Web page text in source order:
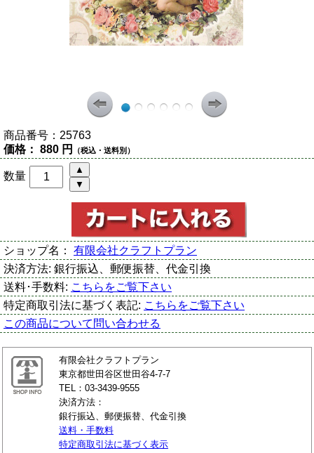
商品番号： 25763
価格： 880 円 （税込・送料別）
数量
ショップ名： 有限会社クラフトプラン
決済方法: 銀行振込、郵便振替、代金引換
送料･手数料: こちらをご覧下さい
特定商取引法に基づく表記: こちらをご覧下さい
この商品について問い合わせる
有限会社クラフトプラン
東京都世田谷区世田谷4-7-7
TEL：03-3439-9555
決済方法：
銀行振込、郵便振替、代金引換
送料・手数料
特定商取引法に基づく表示